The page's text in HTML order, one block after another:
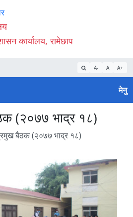
कार्यालय, रामेछाप
A- A A+
मेनु
(२०७७ भाद्र १८)
बैठक (२०७७ भाद्र १८)